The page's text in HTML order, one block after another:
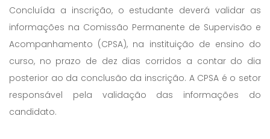
Concluída a inscrição, o estudante deverá validar as
informações na Comissão Permanente de Supervisão e
Acompanhamento (CPSA), na instituição de ensino do
curso, no prazo de dez dias corridos a contar do dia
posterior ao da conclusão da inscrição. A CPSA é o setor
responsável pela validação das informações do
candidato.